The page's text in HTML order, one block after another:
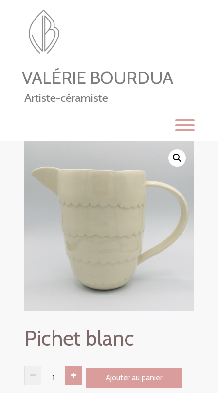
VALÉRIE BOURDUA
Artiste-céramiste
Pichet blanc
Pichet
Ajouter au panier